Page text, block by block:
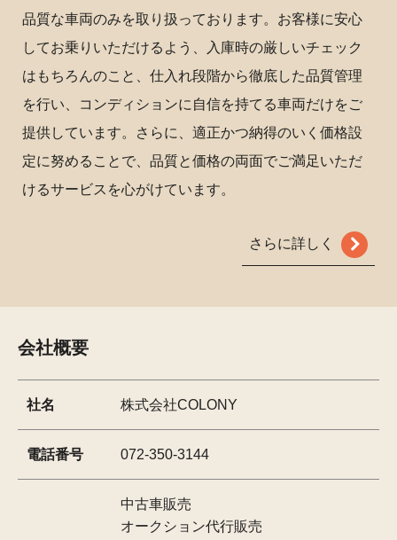
品質な車両のみを取り扱っております。お客様に安心
してお乗りいただけるよう、入庫時の厳しいチェック
はもちろんのこと、仕入れ段階から徹底した品質管理
を行い、コンディションに自信を持てる車両だけをご
提供しています。さらに、適正かつ納得のいく価格設
定に努めることで、品質と価格の両面でご満足いただ
けるサービスを心がけています。
さらに詳しく
会社概要
社名 株式会社COLONY
電話番号 072-350-3144
中古車販売
オークション代行販売